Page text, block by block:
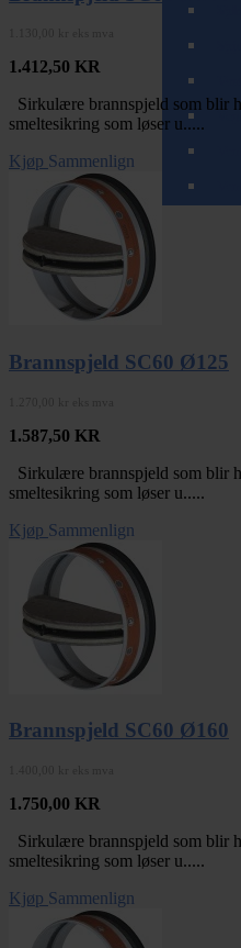
T-
1.412,50 KR
Sirkulære brannspjeld som blir
smeltesikring som løser u.....
Kjøp Sammenlign
Brannspjeld SC60 Ø125
1.587,50 KR
Sirkulære brannspjeld som blir
smeltesikring som løser u.....
Kjøp Sammenlign
Brannspjeld SC60 Ø160
1.750,00 KR
Sirkulære brannspjeld som blir
smeltesikring som løser u.....
Kjøp Sammenlign